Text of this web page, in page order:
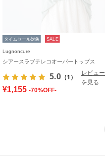
タイムセール対象 SALE
Lugnoncure
シアースラブテレコオーバートップス
5.0 （1）
レビュー
を見る
¥1,155 -70%OFF-